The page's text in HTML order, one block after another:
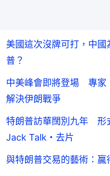
美國這次沒牌可打，中
普？
中美峰會即將登場 專家
解決伊朗戰爭
特朗普訪華闊別九年 形
Jack Talk・去片
與特朗普交易的藝術：贏